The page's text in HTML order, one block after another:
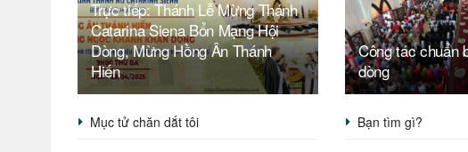
Trực tiếp: Thánh Lễ Mừng Thánh
Catarina Siena Bổn Mạng Hội
Dòng, Mừng Hồng Ân Thánh
Hiến
Công tác chuẩn
dòng
Mục tử chăn dắt tôi Bạn tìm gì?